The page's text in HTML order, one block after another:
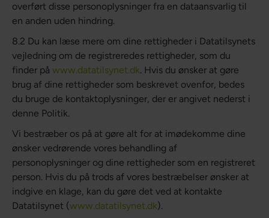
overført disse personoplysninger fra en dataansvarlig til
en anden uden hindring.
8.2 Du kan læse mere om dine rettigheder i Datatilsynets
vejledning om de registreredes rettigheder, som du
finder på www.datatilsynet.dk. Hvis du ønsker at gøre
brug af dine rettigheder som beskrevet ovenfor, bedes
du bruge de kontaktoplysninger, der er angivet nederst i
denne Politik.
Vi bestræber os på at gøre alt for at imødekomme dine
ønsker vedrørende vores behandling af
personoplysninger og dine rettigheder som en registreret
person. Hvis du på trods af vores bestræbelser ønsker at
indgive en klage, kan du gøre det ved at kontakte
Datatilsynet (www.datatilsynet.dk).